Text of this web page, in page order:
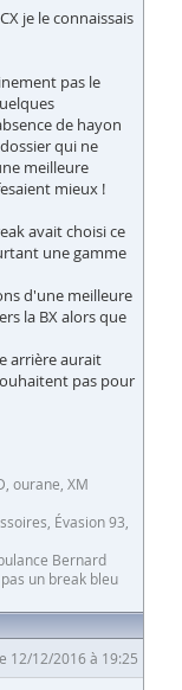
je le connaissais
pas le
de hayon
qui ne
meilleure
mieux !
avait choisi ce
une gamme
d'une meilleure
la BX alors que
arrière aurait
pas pour
ourane, XM
Évasion 93,
Bernard
un break bleu
12/12/2016 à 19:25